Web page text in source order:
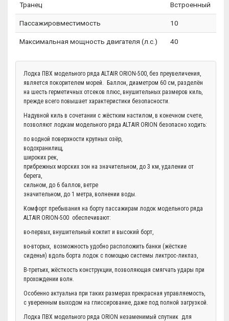
Транец Встроенный
Пассажировместимость 10
Максимальная мощность двигателя (л.с.) 40
Лодка ПВХ модельного ряда ALTAIR ORION-500, без преувеличения,
является покорителем морей. Баллон, диаметром 60 см, разделён
на шесть герметичных отсеков плюс, внушительных размеров киль,
прежде всего повышает характеристики безопасности.
Надувной киль в сочетании с жёстким настилом, в конечном счете,
позволяют лодкам модельного ряда ALTAIR ORION безопасно ходить:
по водной поверхности крупных озёр,
водохранилищ,
широких рек,
прибрежных морских зон на значительном, до 3 км, удалении от
берега,
сильном, до 6 баллов, ветре
значительном, до 1 метра, волнении воды.
Комфорт пребывания на борту пассажирам лодок модельного ряда
ALTAIR ORION-500 обеспечивают:
во-первых, внушительный кокпит и высокий борт,
во-вторых, возможность удобно расположить банки (жёсткие
сиденья) вдоль борта лодок с помощью системы ликтрос-ликпаз,
В-третьих, жёсткость конструкции, позволяющая смягчать удары при
прохождении волн.
Особенно актуальна при таких размерах прекрасная управляемость,
с уверенным выходом на глиссирование, даже под полной загрузкой.
Лодка ПВХ модельного ряда ORION незаменимый спутник для